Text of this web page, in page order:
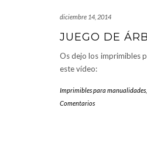
diciembre 14, 2014
JUEGO DE
Os dejo los imprimibles
este vídeo:
Imprimibles para manualidades
Comentarios